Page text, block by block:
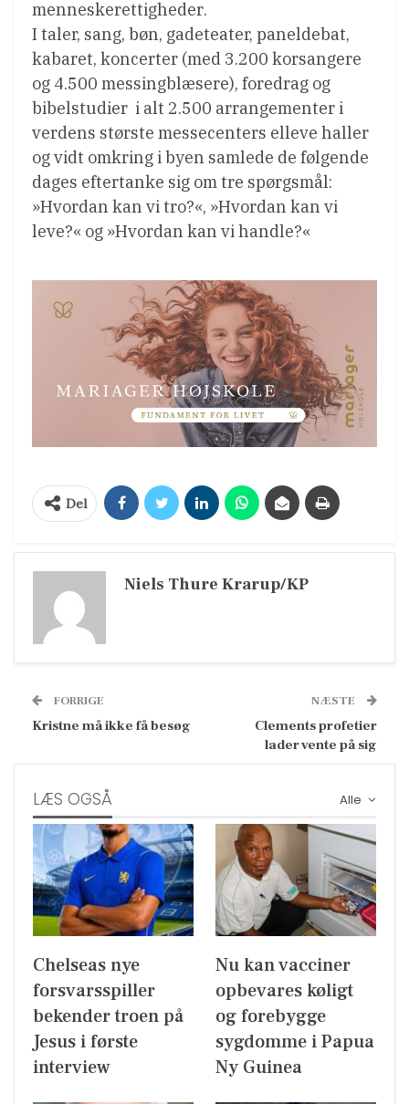
menneskerettigheder.
I taler, sang, bøn, gadeteater, paneldebat,
kabaret, koncerter (med 3.200 korsangere
og 4.500 messingblæsere), foredrag og
bibelstudier  i alt 2.500 arrangementer i
verdens største messecenters elleve haller
og vidt omkring i byen samlede de følgende
dages eftertanke sig om tre spørgsmål:
»Hvordan kan vi tro?«, »Hvordan kan vi
leve?« og »Hvordan kan vi handle?«
Del
Niels Thure Krarup/KP
FORRIGE
Kristne må ikke få besøg
NÆSTE
Clements profetier
lader vente på sig
Alle
LÆS OGSÅ
Chelseas nye
forsvarsspiller
bekender troen på
Jesus i første
interview
Nu kan vacciner
opbevares køligt
og forebygge
sygdomme i Papua
Ny Guinea